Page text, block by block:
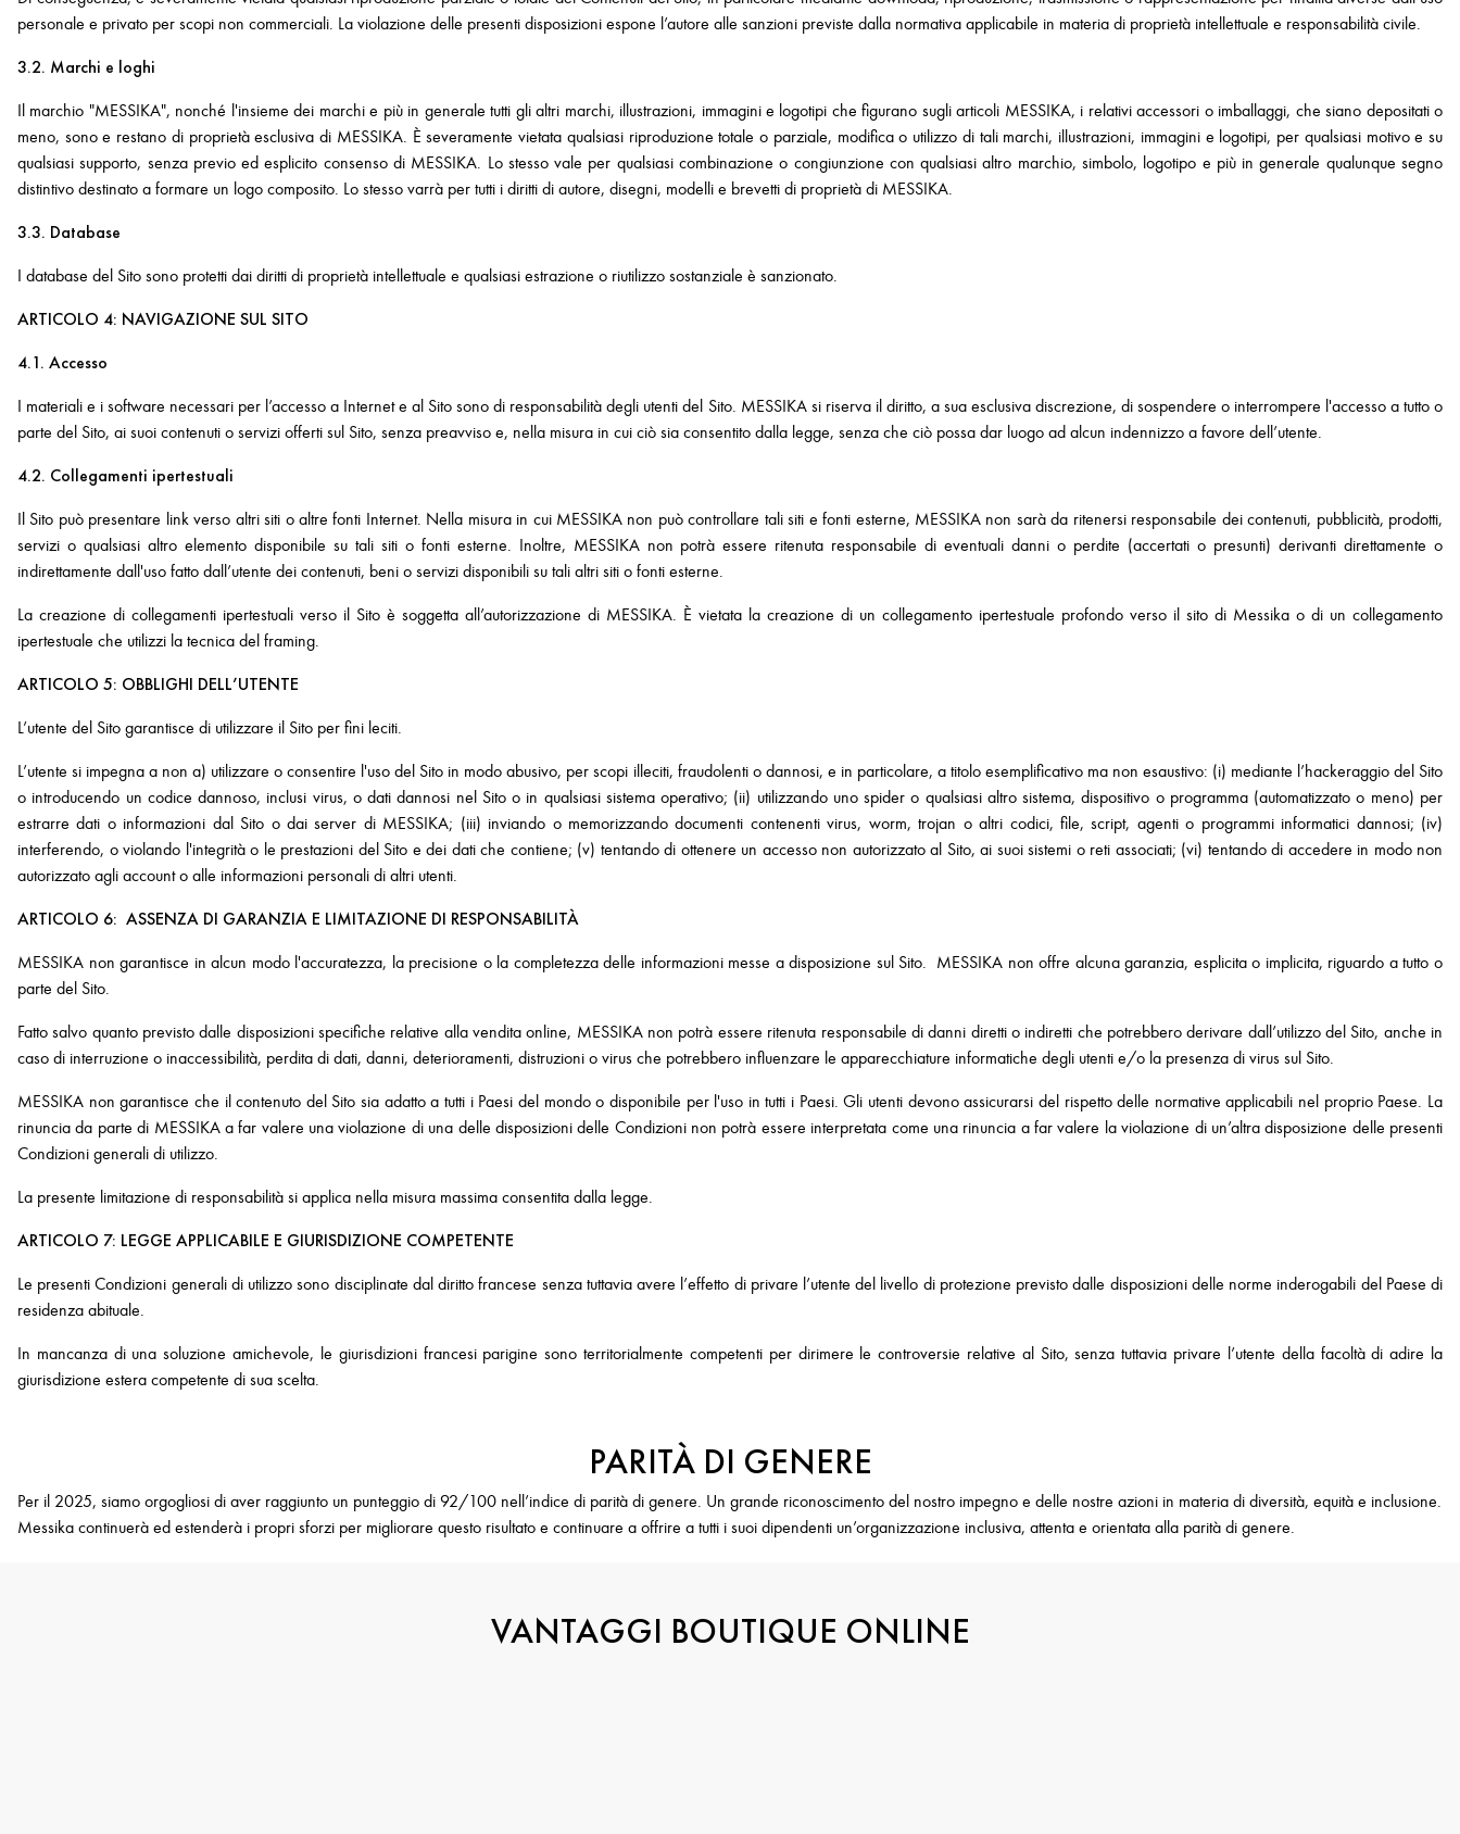
personale e privato per scopi non commerciali. La violazione delle presenti disposizioni espone l’autore alle sanzioni previste dalla normativa applicabile in materia di proprietà intellettuale e responsabilità civile.
3.2. Marchi e loghi
Il marchio "MESSIKA", nonché l'insieme dei marchi e più in generale tutti gli altri marchi, illustrazioni, immagini e logotipi che figurano sugli articoli MESSIKA, i relativi accessori o imballaggi, che siano depositati o
meno, sono e restano di proprietà esclusiva di MESSIKA. È severamente vietata qualsiasi riproduzione totale o parziale, modifica o utilizzo di tali marchi, illustrazioni, immagini e logotipi, per qualsiasi motivo e su
qualsiasi supporto, senza previo ed esplicito consenso di MESSIKA. Lo stesso vale per qualsiasi combinazione o congiunzione con qualsiasi altro marchio, simbolo, logotipo e più in generale qualunque segno
distintivo destinato a formare un logo composito. Lo stesso varrà per tutti i diritti di autore, disegni, modelli e brevetti di proprietà di MESSIKA.
3.3. Database
I database del Sito sono protetti dai diritti di proprietà intellettuale e qualsiasi estrazione o riutilizzo sostanziale è sanzionato.
ARTICOLO 4: NAVIGAZIONE SUL SITO
4.1. Accesso
I materiali e i software necessari per l’accesso a Internet e al Sito sono di responsabilità degli utenti del Sito. MESSIKA si riserva il diritto, a sua esclusiva discrezione, di sospendere o interrompere l'accesso a tutto o
parte del Sito, ai suoi contenuti o servizi offerti sul Sito, senza preavviso e, nella misura in cui ciò sia consentito dalla legge, senza che ciò possa dar luogo ad alcun indennizzo a favore dell’utente.
4.2. Collegamenti ipertestuali
Il Sito può presentare link verso altri siti o altre fonti Internet. Nella misura in cui MESSIKA non può controllare tali siti e fonti esterne, MESSIKA non sarà da ritenersi responsabile dei contenuti, pubblicità, prodotti,
servizi o qualsiasi altro elemento disponibile su tali siti o fonti esterne. Inoltre, MESSIKA non potrà essere ritenuta responsabile di eventuali danni o perdite (accertati o presunti) derivanti direttamente o
indirettamente dall'uso fatto dall’utente dei contenuti, beni o servizi disponibili su tali altri siti o fonti esterne.
La creazione di collegamenti ipertestuali verso il Sito è soggetta all’autorizzazione di MESSIKA. È vietata la creazione di un collegamento ipertestuale profondo verso il sito di Messika o di un collegamento
ipertestuale che utilizzi la tecnica del framing.
ARTICOLO 5: OBBLIGHI DELL’UTENTE
L’utente del Sito garantisce di utilizzare il Sito per fini leciti.
L’utente si impegna a non a) utilizzare o consentire l'uso del Sito in modo abusivo, per scopi illeciti, fraudolenti o dannosi, e in particolare, a titolo esemplificativo ma non esaustivo: (i) mediante l’hackeraggio del Sito
o introducendo un codice dannoso, inclusi virus, o dati dannosi nel Sito o in qualsiasi sistema operativo; (ii) utilizzando uno spider o qualsiasi altro sistema, dispositivo o programma (automatizzato o meno) per
estrarre dati o informazioni dal Sito o dai server di MESSIKA; (iii) inviando o memorizzando documenti contenenti virus, worm, trojan o altri codici, file, script, agenti o programmi informatici dannosi; (iv)
interferendo, o violando l'integrità o le prestazioni del Sito e dei dati che contiene; (v) tentando di ottenere un accesso non autorizzato al Sito, ai suoi sistemi o reti associati; (vi) tentando di accedere in modo non
autorizzato agli account o alle informazioni personali di altri utenti.
ARTICOLO 6: ASSENZA DI GARANZIA E LIMITAZIONE DI RESPONSABILITÀ
MESSIKA non garantisce in alcun modo l'accuratezza, la precisione o la completezza delle informazioni messe a disposizione sul Sito. MESSIKA non offre alcuna garanzia, esplicita o implicita, riguardo a tutto o
parte del Sito.
Fatto salvo quanto previsto dalle disposizioni specifiche relative alla vendita online, MESSIKA non potrà essere ritenuta responsabile di danni diretti o indiretti che potrebbero derivare dall’utilizzo del Sito, anche in
caso di interruzione o inaccessibilità, perdita di dati, danni, deterioramenti, distruzioni o virus che potrebbero influenzare le apparecchiature informatiche degli utenti e/o la presenza di virus sul Sito.
MESSIKA non garantisce che il contenuto del Sito sia adatto a tutti i Paesi del mondo o disponibile per l'uso in tutti i Paesi. Gli utenti devono assicurarsi del rispetto delle normative applicabili nel proprio Paese. La
rinuncia da parte di MESSIKA a far valere una violazione di una delle disposizioni delle Condizioni non potrà essere interpretata come una rinuncia a far valere la violazione di un’altra disposizione delle presenti
Condizioni generali di utilizzo.
La presente limitazione di responsabilità si applica nella misura massima consentita dalla legge.
ARTICOLO 7: LEGGE APPLICABILE E GIURISDIZIONE COMPETENTE
Le presenti Condizioni generali di utilizzo sono disciplinate dal diritto francese senza tuttavia avere l’effetto di privare l’utente del livello di protezione previsto dalle disposizioni delle norme inderogabili del Paese di
residenza abituale.
In mancanza di una soluzione amichevole, le giurisdizioni francesi parigine sono territorialmente competenti per dirimere le controversie relative al Sito, senza tuttavia privare l’utente della facoltà di adire la
giurisdizione estera competente di sua scelta.
PARITÀ DI GENERE
Per il 2025, siamo orgogliosi di aver raggiunto un punteggio di 92/100 nell’indice di parità di genere. Un grande riconoscimento del nostro impegno e delle nostre azioni in materia di diversità, equità e inclusione.
Messika continuerà ed estenderà i propri sforzi per migliorare questo risultato e continuare a offrire a tutti i suoi dipendenti un’organizzazione inclusiva, attenta e orientata alla parità di genere.
VANTAGGI BOUTIQUE ONLINE